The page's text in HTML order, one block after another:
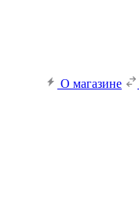
О магазине